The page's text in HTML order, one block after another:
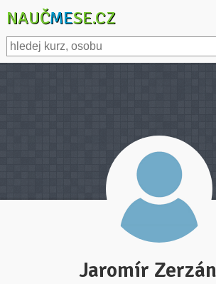
NAUČMESE.CZ
Jaromír